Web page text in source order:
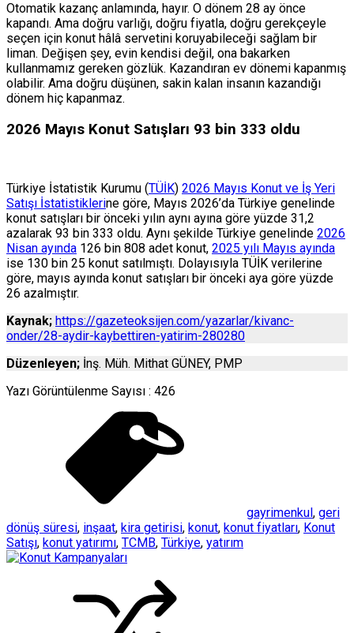
Otomatik kazanç anlamında, hayır. O dönem 28 ay önce
kapandı. Ama doğru varlığı, doğru fiyatla, doğru gerekçeyle
seçen için konut hâlâ servetini koruyabileceği sağlam bir
liman. Değişen şey, evin kendisi değil, ona bakarken
kullanmamız gereken gözlük. Kazandıran ev dönemi kapanmış
olabilir. Ama doğru düşünen, sakin kalan insanın kazandığı
dönem hiç kapanmaz.
2026 Mayıs Konut Satışları 93 bin 333 oldu
Türkiye İstatistik Kurumu (TÜİK) 2026 Mayıs Konut ve İş Yeri
Satışı İstatistiklerine göre, Mayıs 2026’da Türkiye genelinde
konut satışları bir önceki yılın aynı ayına göre yüzde 31,2
azalarak 93 bin 333 oldu. Aynı şekilde Türkiye genelinde 2026
Nisan ayında 126 bin 808 adet konut, 2025 yılı Mayıs ayında
ise 130 bin 25 konut satılmıştı. Dolayısıyla TÜİK verilerine
göre, mayıs ayında konut satışları bir önceki aya göre yüzde
26 azalmıştır.
Kaynak; https://gazeteoksijen.com/yazarlar/kivanc-
onder/28-aydir-kaybettiren-yatirim-280280
Düzenleyen; İnş. Müh. Mithat GÜNEY, PMP
Yazı Görüntülenme Sayısı : 426
gayrimenkul, geri
dönüş süresi, inşaat, kira getirisi, konut, konut fiyatları, Konut
Satışı, konut yatırımı, TCMB, Türkiye, yatırım